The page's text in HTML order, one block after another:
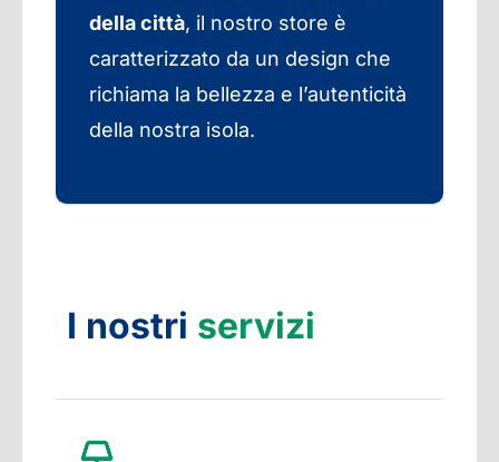
della città, il nostro store è
caratterizzato da un design che
richiama la bellezza e l’autenticità
della nostra isola.
I nostri servizi